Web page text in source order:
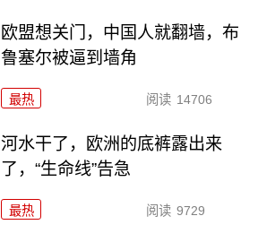
欧盟想关门，中国人就翻墙，布
鲁塞尔被逼到墙角
最热 阅读 14706
河水干了，欧洲的底裤露出来
了，“生命线”告急
最热 阅读 9729